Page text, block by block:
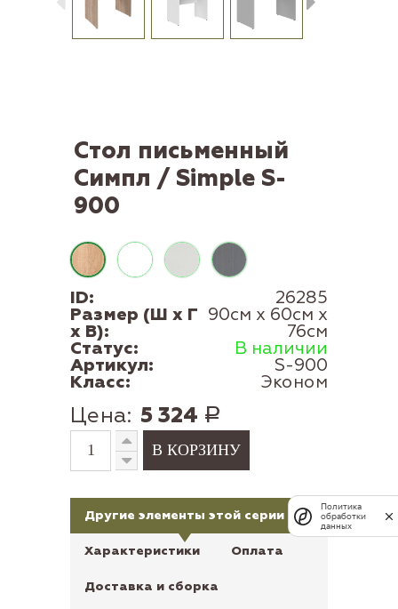
Стол письменный
Симпл / Simple S-
900
ID: 26285
Размер (Ш x Г
x В):
90см x 60см x
76см
Статус: В наличии
Артикул: S-900
Класс: Эконом
Цена: 5 324 Р
Другие элементы этой серии
Характеристики Оплата
Доставка и сборка
Политика
обработки
данных